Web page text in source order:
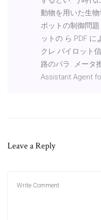
動物を用いた生
ボットの制御問
ットの ら PDF に
クレ パイロット
路のパラ. メータ
Assistant Agent
Leave a Reply